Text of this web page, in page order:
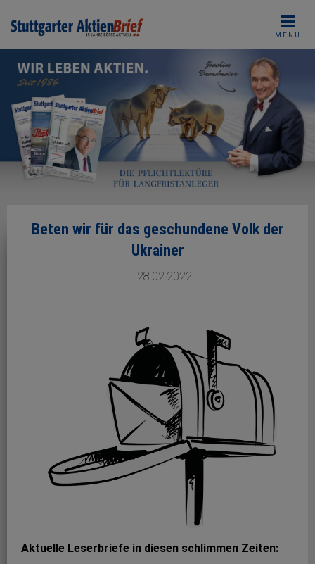
MENU
Beten wir für das geschundene Volk der
Ukrainer
28.02.2022
Aktuelle Leserbriefe in diesen schlimmen Zeiten: